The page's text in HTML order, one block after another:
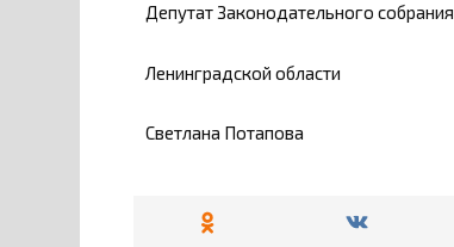
Депутат Законодательного собрания
Ленинградской области
Светлана Потапова